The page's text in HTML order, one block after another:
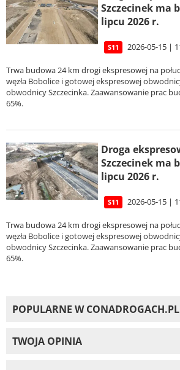
Szczecinek ma
lipcu 2026 r.
S11 2026-05-15 |
Trwa budowa 24 km drogi ekspresowej na
węzła Bobolice i gotowej ekspresowej
obwodnicy Szczecinka. Zaawansowanie prac
65%.
Droga
Szczecinek ma
lipcu 2026 r.
S11 2026-05-15 |
Trwa budowa 24 km drogi ekspresowej na
węzła Bobolice i gotowej ekspresowej
obwodnicy Szczecinka. Zaawansowanie prac
65%.
POPULARNE W CONADROGACH.PL
TWOJA OPINIA